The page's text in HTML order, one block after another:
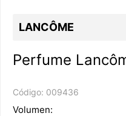
LANCÔME
Perfume
Código: 009436
Volumen: